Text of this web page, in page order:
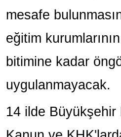
mesafe
eğitim
bitimine kadar
uygulanmayacak.
14 ilde Büyükşehir